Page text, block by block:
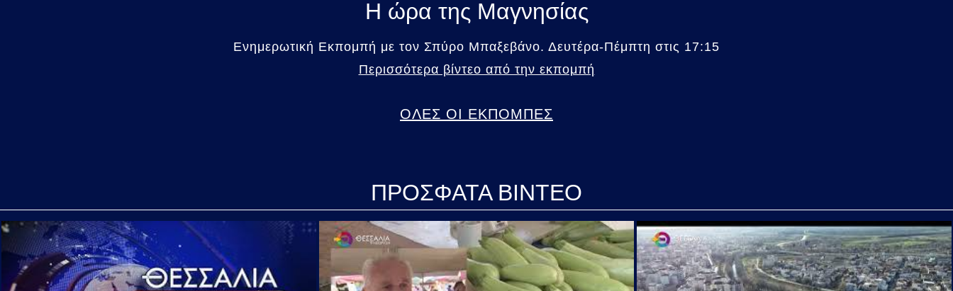
Η ώρα της Μαγνησίας
Ενημερωτική Εκπομπή με τον Σπύρο Μπαξεβάνο. Δευτέρα-Πέμπτη στις 17:15
Περισσότερα βίντεο από την εκπομπή
ΟΛΕΣ ΟΙ ΕΚΠΟΜΠΕΣ
ΠΡΟΣΦΑΤΑ ΒΙΝΤΕΟ